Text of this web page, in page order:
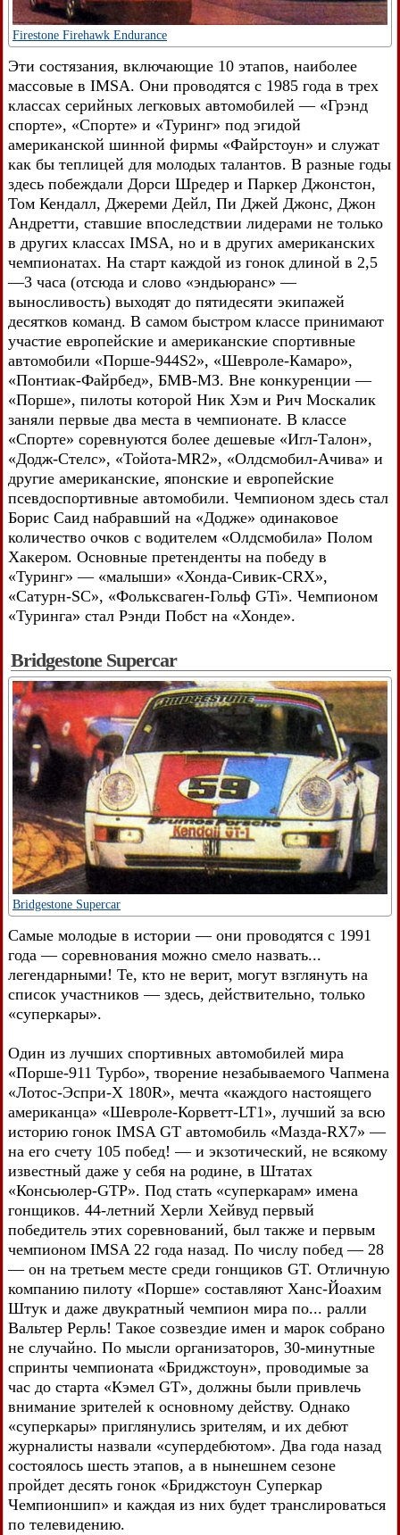
Firestone Firehawk Endurance
Эти состязания, включающие 10 этапов, наиболее
массовые в IMSA. Они проводятся с 1985 года в трех
классах серийных легковых автомобилей — «Грэнд
спорте», «Спорте» и «Туринг» под эгидой
американской шинной фирмы «Файрстоун» и служат
как бы теплицей для молодых талантов. В разные годы
здесь побеждали Дорси Шредер и Паркер Джонстон,
Том Кендалл, Джереми Дейл, Пи Джей Джонс, Джон
Андретти, ставшие впоследствии лидерами не только
в других классах IMSA, но и в других американских
чемпионатах. На старт каждой из гонок длиной в 2,5
—3 часа (отсюда и слово «эндьюранс» —
выносливость) выходят до пятидесяти экипажей
десятков команд. В самом быстром классе принимают
участие европейские и американские спортивные
автомобили «Порше-944S2», «Шевроле-Камаро»,
«Понтиак-Файрбед», БМВ-МЗ. Вне конкуренции —
«Порше», пилоты которой Ник Хэм и Рич Москалик
заняли первые два места в чемпионате. В классе
«Спорте» соревнуются более дешевые «Игл-Талон»,
«Додж-Стелс», «Тойота-MR2», «Олдсмобил-Ачива» и
другие американские, японские и европейские
псевдоспортивные автомобили. Чемпионом здесь стал
Борис Саид набравший на «Додже» одинаковое
количество очков с водителем «Олдсмобила» Полом
Хакером. Основные претенденты на победу в
«Туринг» — «малыши» «Хонда-Сивик-CRX»,
«Сатурн-SC», «Фольксваген-Гольф GTi». Чемпионом
«Туринга» стал Рэнди Побст на «Хонде».
Bridgestone Supercar
Bridgestone Supercar
Самые молодые в истории — они проводятся с 1991
года — соревнования можно смело назвать...
легендарными! Те, кто не верит, могут взглянуть на
список участников — здесь, действительно, только
«суперкары».
Один из лучших спортивных автомобилей мира
«Порше-911 Турбо», творение незабываемого Чапмена
«Лотос-Эспри-Х 180R», мечта «каждого настоящего
американца» «Шевроле-Корветт-LT1», лучший за всю
историю гонок IMSA GT автомобиль «Мазда-RX7» —
на его счету 105 побед! — и экзотический, не всякому
известный даже у себя на родине, в Штатах
«Консьюлер-GTP». Под стать «суперкарам» имена
гонщиков. 44-летний Херли Хейвуд первый
победитель этих соревнований, был также и первым
чемпионом IMSA 22 года назад. По числу побед — 28
— он на третьем месте среди гонщиков GT. Отличную
компанию пилоту «Порше» составляют Ханс-Йоахим
Штук и даже двукратный чемпион мира по... ралли
Вальтер Рерль! Такое созвездие имен и марок собрано
не случайно. По мысли организаторов, 30-минутные
спринты чемпионата «Бриджстоун», проводимые за
час до старта «Кэмел GT», должны были привлечь
внимание зрителей к основному действу. Однако
«суперкары» приглянулись зрителям, и их дебют
журналисты назвали «супердебютом». Два года назад
состоялось шесть этапов, а в нынешнем сезоне
пройдет десять гонок «Бриджстоун Суперкар
Чемпионшип» и каждая из них будет транслироваться
по телевидению.